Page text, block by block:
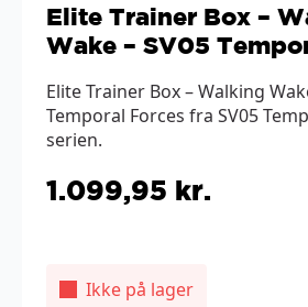
Elite Trainer Box –
Wake – SV05
Elite Trainer Box – Walking
Temporal Forces fra SV05
serien.
1.099,95 kr.
Ikke på lager